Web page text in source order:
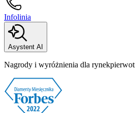
Infolinia
Asystent AI
Nagrody i wyróżnienia dla